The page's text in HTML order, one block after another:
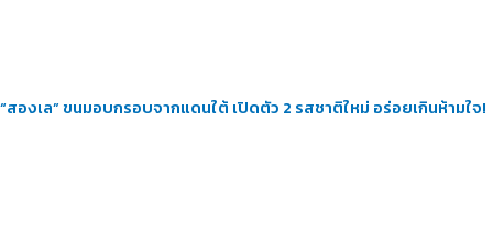
“สองเล” ขนมอบกรอบจากแดนใต้ เปิดตัว 2 รสชาติใหม่ อร่อยเกินห้ามใจ!